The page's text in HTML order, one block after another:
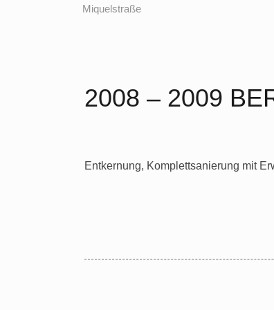
2008 – 2009
Entkernung, Komplettsanierung mit